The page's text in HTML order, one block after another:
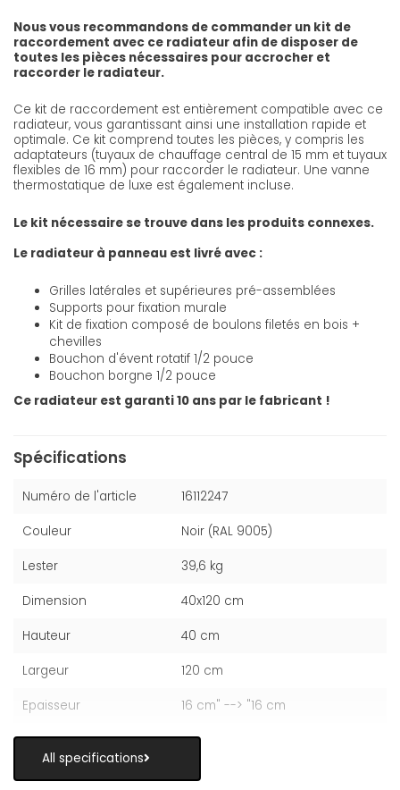
Nous vous recommandons de commander un kit de
raccordement avec ce radiateur afin de disposer de
toutes les pièces nécessaires pour accrocher et
raccorder le radiateur.
Ce kit de raccordement est entièrement compatible avec ce
radiateur, vous garantissant ainsi une installation rapide et
optimale. Ce kit comprend toutes les pièces, y compris les
adaptateurs (tuyaux de chauffage central de 15 mm et tuyaux
flexibles de 16 mm) pour raccorder le radiateur. Une vanne
thermostatique de luxe est également incluse.
Le kit nécessaire se trouve dans les produits connexes.
Le radiateur à panneau est livré avec :
Grilles latérales et supérieures pré-assemblées
Supports pour fixation murale
Kit de fixation composé de boulons filetés en bois +
chevilles
Bouchon d'évent rotatif 1/2 pouce
Bouchon borgne 1/2 pouce
Ce radiateur est garanti 10 ans par le fabricant !
Spécifications
Numéro de l'article 16112247
Couleur Noir (RAL 9005)
Lester 39,6 kg
Dimension 40x120 cm
Hauteur 40 cm
Largeur 120 cm
Epaisseur 16 cm" --> "16 cm
All specifications